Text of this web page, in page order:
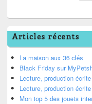
Articles récents
La maison aux 36 clés
Black Friday sur
Lecture, production
Lecture, production
Mon top 5 des jouets